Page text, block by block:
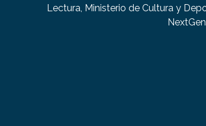
Lectura, Ministerio de Cultura y